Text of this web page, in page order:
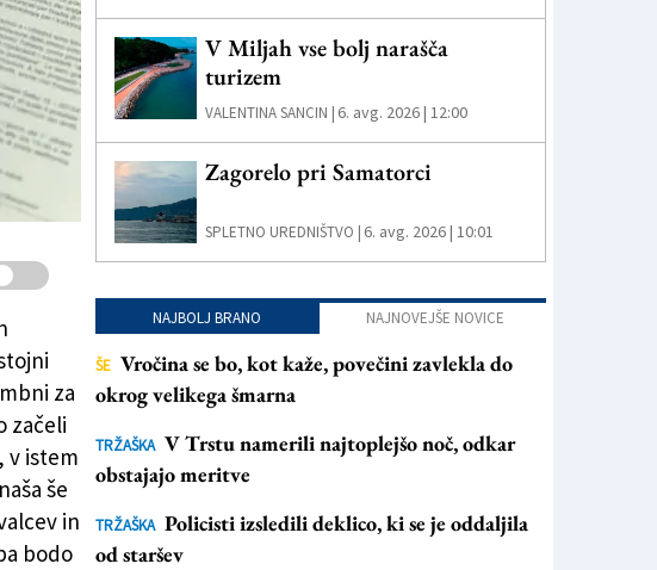
za
začeli
v istem
še
in
bodo
V Miljah vse bolj narašča
turizem
VALENTINA SANCIN | 6. avg. 2026 | 12:00
Zagorelo pri Samatorci
SPLETNO UREDNIŠTVO | 6. avg. 2026 | 10:01
NAJBOLJ BRANO NAJNOVEJŠE NOVICE
ŠE Vročina se bo, kot kaže, povečini zavlekla do
okrog velikega šmarna
TRŽAŠKA V Trstu namerili najtoplejšo noč, odkar
obstajajo meritve
TRŽAŠKA Policisti izsledili deklico, ki se je oddaljila
od staršev